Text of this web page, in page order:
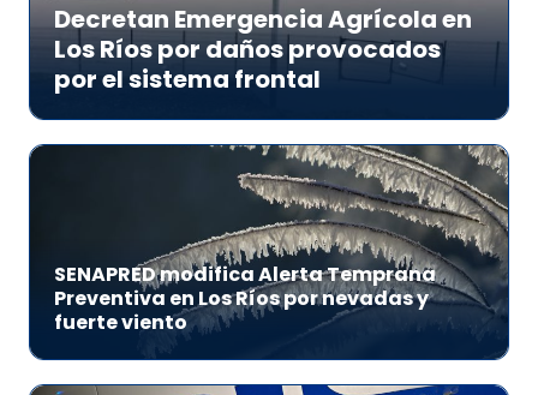
Decretan Emergencia Agrícola en
Los Ríos por daños provocados
por el sistema frontal
SENAPRED modifica Alerta Temprana
Preventiva en Los Ríos por nevadas y
fuerte viento